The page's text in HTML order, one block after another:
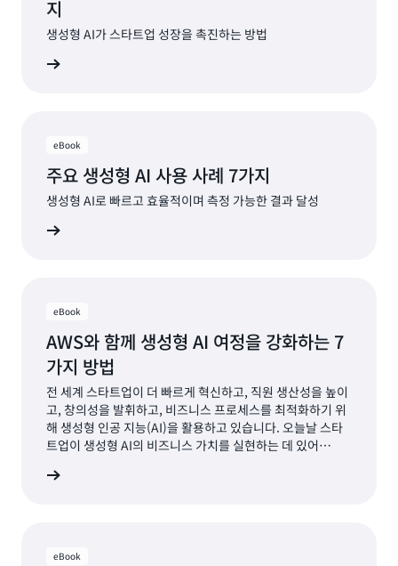
지
생성형 AI가 스타트업 성장을 촉진하는 방법
eBook
주요 생성형 AI 사용 사례 7가지
생성형 AI로 빠르고 효율적이며 측정 가능한 결과 달성
eBook
AWS와 함께 생성형 AI 여정을 강화하는 7
가지 방법
전 세계 스타트업이 더 빠르게 혁신하고, 직원 생산성을 높이
고, 창의성을 발휘하고, 비즈니스 프로세스를 최적화하기 위
해 생성형 인공 지능(AI)을 활용하고 있습니다. 오늘날 스타
트업이 생성형 AI의 비즈니스 가치를 실현하는 데 있어
방법 중 일부를 소개합니다
eBook